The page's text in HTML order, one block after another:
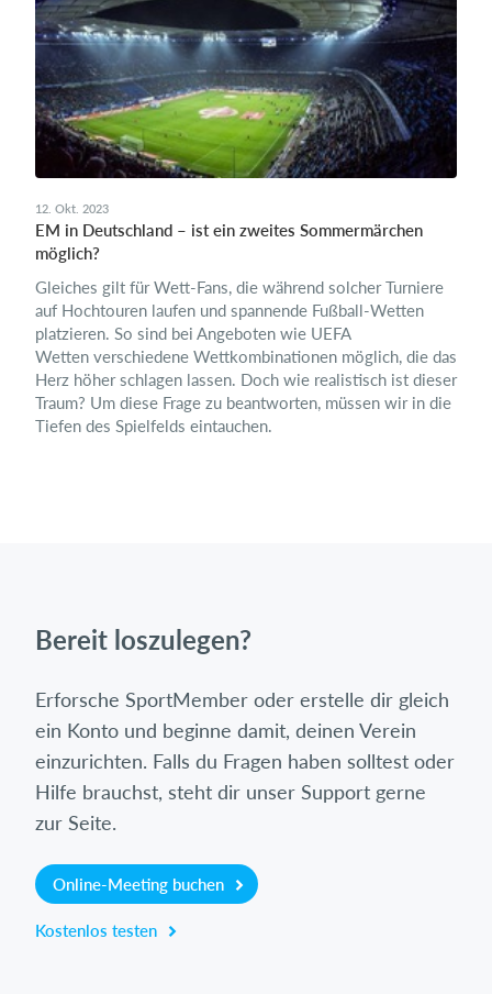
12. Okt. 2023
EM in Deutschland – ist ein zweites Sommermärchen
möglich?
Gleiches gilt für Wett-Fans, die während solcher Turniere
auf Hochtouren laufen und spannende Fußball-Wetten
platzieren. So sind bei Angeboten wie UEFA
Wetten verschiedene Wettkombinationen möglich, die das
Herz höher schlagen lassen. Doch wie realistisch ist dieser
Traum? Um diese Frage zu beantworten, müssen wir in die
Tiefen des Spielfelds eintauchen.
Bereit loszulegen?
Erforsche SportMember oder erstelle dir gleich
ein Konto und beginne damit, deinen Verein
einzurichten. Falls du Fragen haben solltest oder
Hilfe brauchst, steht dir unser Support gerne
zur Seite.
Online-Meeting buchen
Kostenlos testen